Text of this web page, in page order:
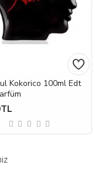
Kokorico 100ml Edt